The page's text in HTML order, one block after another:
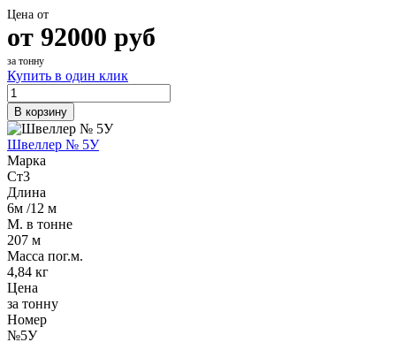
Цена от
от 92000 руб
за тонну
Купить в один клик
В корзину
Швеллер № 5У
Марка
Ст3
Длина
6м /12 м
М. в тонне
207 м
Масса пог.м.
4,84 кг
Цена
за тонну
Номер
№5У